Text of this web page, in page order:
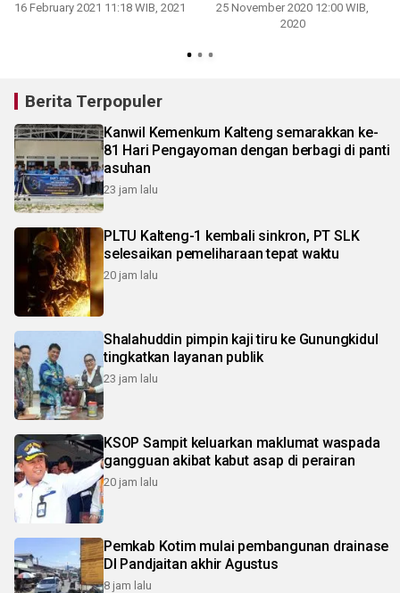
16 February 2021 11:18 WIB, 2021
25 November 2020 12:00 WIB,
2020
Berita Terpopuler
Kanwil Kemenkum Kalteng semarakkan ke-
81 Hari Pengayoman dengan berbagi di panti
asuhan
23 jam lalu
PLTU Kalteng-1 kembali sinkron, PT SLK
selesaikan pemeliharaan tepat waktu
20 jam lalu
Shalahuddin pimpin kaji tiru ke Gunungkidul
tingkatkan layanan publik
23 jam lalu
KSOP Sampit keluarkan maklumat waspada
gangguan akibat kabut asap di perairan
20 jam lalu
Pemkab Kotim mulai pembangunan drainase
DI Pandjaitan akhir Agustus
8 jam lalu